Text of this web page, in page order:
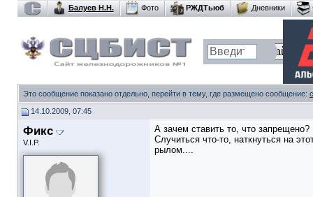
Балуев Н.Н. Фото РЖДТьюб Дневники
Это сообщение показано отдельно, перейти в тему, где размещено сообщение:
14.10.2009, 07:45
Фикс
V.I.P.
А зачем ставить то, что запрещено?
Случиться что-то, наткнуться на
рылом....